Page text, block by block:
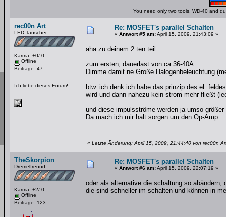
You need only two tools. WD-40 and
rec00n Art
LED-Tauscher
Karma: +0/-0
Offline
Beiträge: 47
Ich liebe dieses Forum!
Re: MOSFET's parallel Schalten
« Antwort #5 am:April 15, 2009, 21:43:09 »
aha zu deinem 2.ten teil
zum ersten, dauerlast von ca 36-40A.
Dimme damit ne Große Halogenbeleuchtung
btw. ich denk ich habe das prinzip des el.
wird und dann nahezu kein strom mehr fließt
und diese impulsströme werden ja umso
Da mach ich mir halt sorgen um den Op-Amp....
« Letzte Änderung: April 15, 2009, 21:44:40 von rec00n
TheSkorpion
Dremelfreund
Karma: +2/-0
Offline
Beiträge: 123
Re: MOSFET's parallel Schalten
« Antwort #6 am:April 15, 2009, 22:07:19 »
oder als alternative die schaltung so
die sind schneller im schalten und können in